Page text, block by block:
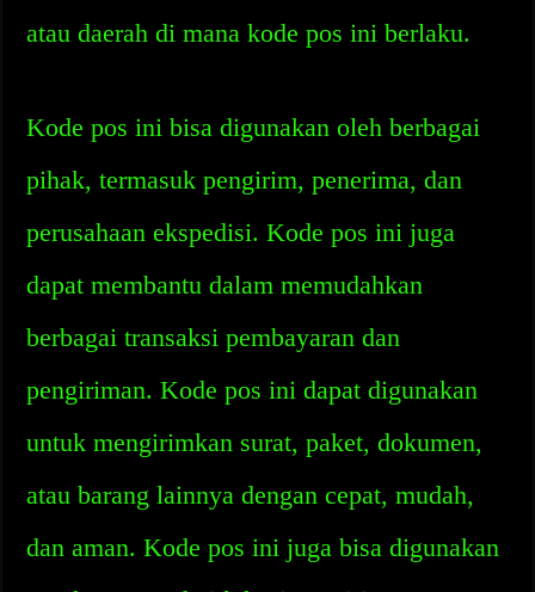
atau daerah di mana kode pos ini berlaku.
Kode pos ini bisa digunakan oleh berbagai
pihak, termasuk pengirim, penerima, dan
perusahaan ekspedisi. Kode pos ini juga
dapat membantu dalam memudahkan
berbagai transaksi pembayaran dan
pengiriman. Kode pos ini dapat digunakan
untuk mengirimkan surat, paket, dokumen,
atau barang lainnya dengan cepat, mudah,
dan aman. Kode pos ini juga bisa digunakan